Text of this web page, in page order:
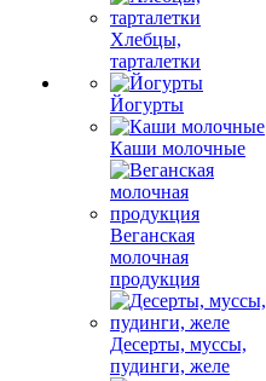
Хлебцы,
тарталетки
Йогурты
Каши молочные
Веганская
молочная
продукция
Десерты, муссы,
пудинги, желе